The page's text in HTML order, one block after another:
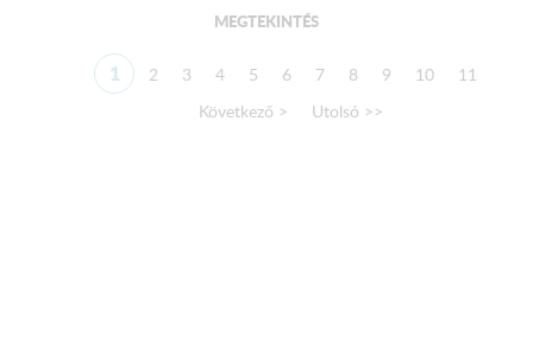
MEGTEKINTÉS
1 2 3 4 5 6 7 8 9 10
11
Következő >
Utolsó >>